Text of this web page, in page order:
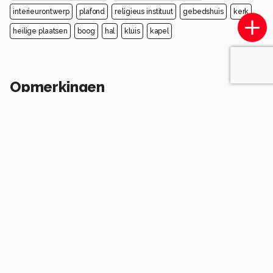
interieurontwerp plafond religieus instituut gebedshuis kerk
heilige plaatsen boog hal kluis kapel
Opmerkingen